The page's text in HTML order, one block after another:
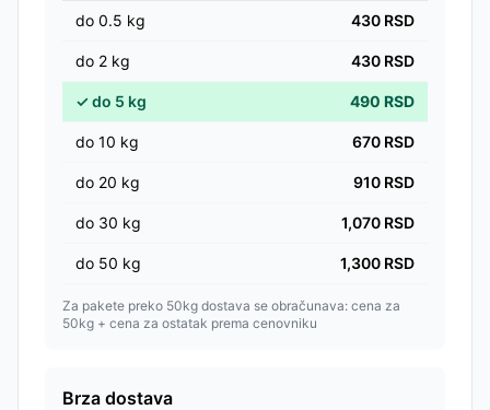
do 0.5 kg 430 RSD
do 2 kg 430 RSD
✓do 5 kg 490 RSD
do 10 kg 670 RSD
do 20 kg 910 RSD
do 30 kg 1,070 RSD
do 50 kg 1,300 RSD
Za pakete preko 50kg dostava se obračunava: cena za
50kg + cena za ostatak prema cenovniku
Brza dostava